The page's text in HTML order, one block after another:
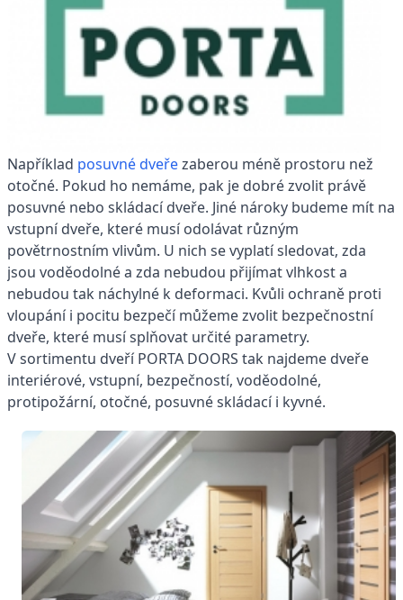
Například posuvné dveřezaberou méně prostoru než
otočné. Pokud ho nemáme, pak je dobré zvolit právě
posuvné nebo skládací dveře. Jiné nároky budeme mít na
vstupní dveře, které musí odolávat různým
povětrnostním vlivům. U nich se vyplatí sledovat, zda
jsou voděodolné a zda nebudou přijímat vlhkost a
nebudou tak náchylné k deformaci. Kvůli ochraně proti
vloupání i pocitu bezpečí můžeme zvolit bezpečnostní
dveře, které musí splňovat určité parametry.
V sortimentu dveří PORTA DOORS tak najdeme dveře
interiérové, vstupní, bezpečností, voděodolné,
protipožární, otočné, posuvné skládací i kyvné.